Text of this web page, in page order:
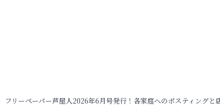
フリーペーパー芦屋人2026年6月号発行！各家庭へのポスティングと